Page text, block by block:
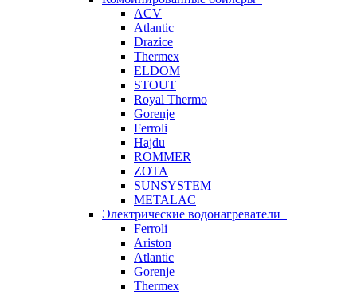
ACV
Atlantic
Drazice
Thermex
ELDOM
STOUT
Royal Thermo
Gorenje
Ferroli
Hajdu
ROMMER
ZOTA
SUNSYSTEM
METALAC
Электрические водонагреватели
Ferroli
Ariston
Atlantic
Gorenje
Thermex